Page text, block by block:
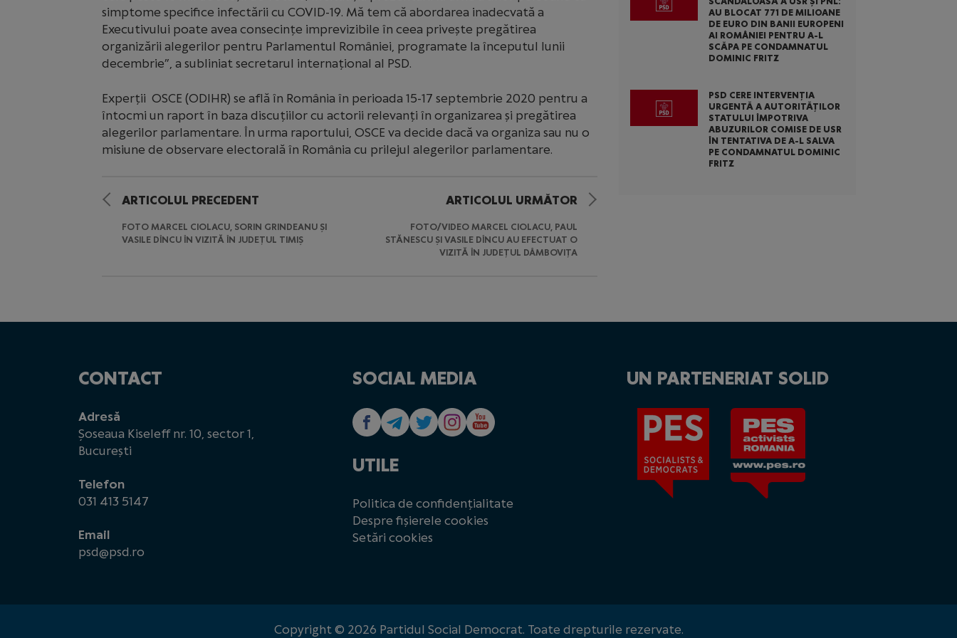
simptome specifice infectării cu COVID-19. Mă tem că abordarea inadecvată a
Executivului poate avea consecințe imprevizibile în ceea privește pregătirea
organizării alegerilor pentru Parlamentul României, programate la începutul lunii
decembrie”, a subliniat secretarul internațional al PSD.
Experții OSCE (ODIHR) se află în România în perioada 15-17 septembrie 2020 pentru a
întocmi un raport în baza discuțiilor cu actorii relevanți în organizarea și pregătirea
alegerilor parlamentare. În urma raportului, OSCE va decide dacă va organiza sau nu o
misiune de observare electorală în România cu prilejul alegerilor parlamentare.
ARTICOLUL PRECEDENT
FOTO MARCEL CIOLACU, SORIN GRINDEANU ȘI
VASILE DÎNCU ÎN VIZITĂ ÎN JUDEȚUL TIMIȘ
ARTICOLUL URMĂTOR
FOTO/VIDEO MARCEL CIOLACU, PAUL
STĂNESCU ȘI VASILE DÎNCU AU EFECTUAT O
VIZITĂ ÎN JUDEȚUL DÂMBOVIȚA
AU BLOCAT 771 DE MILIOANE
DE EURO DIN BANII EUROPENI
AI ROMÂNIEI PENTRU A-L
SCĂPA PE CONDAMNATUL
DOMINIC FRITZ
PSD CERE INTERVENȚIA
URGENTĂ A AUTORITĂȚILOR
STATULUI ÎMPOTRIVA
ABUZURILOR COMISE DE USR
ÎN TENTATIVA DE A-L SALVA
PE CONDAMNATUL DOMINIC
FRITZ
CONTACT
Adresă
Șoseaua Kiseleff nr. 10, sector 1,
București
Telefon
031 413 5147
Email
psd@psd.ro
SOCIAL MEDIA
UTILE
Politica de confidențialitate
Despre fișierele cookies
Setări cookies
UN PARTENERIAT SOLID
Copyright © 2026 Partidul Social Democrat. Toate drepturile rezervate.